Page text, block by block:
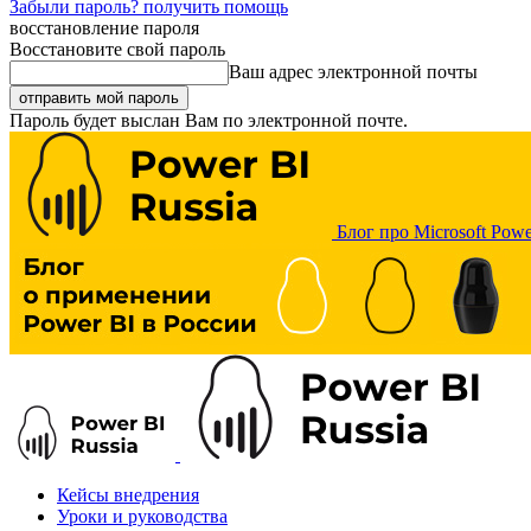
Забыли пароль? получить помощь
восстановление пароля
Восстановите свой пароль
Ваш адрес электронной почты
Пароль будет выслан Вам по электронной почте.
Блог про Microsoft
Кейсы внедрения
Уроки и руководства